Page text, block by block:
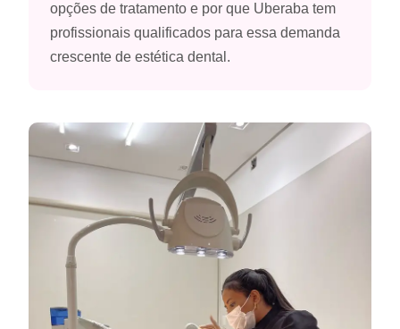
opções de tratamento e por que Uberaba tem
profissionais qualificados para essa demanda
crescente de estética dental.